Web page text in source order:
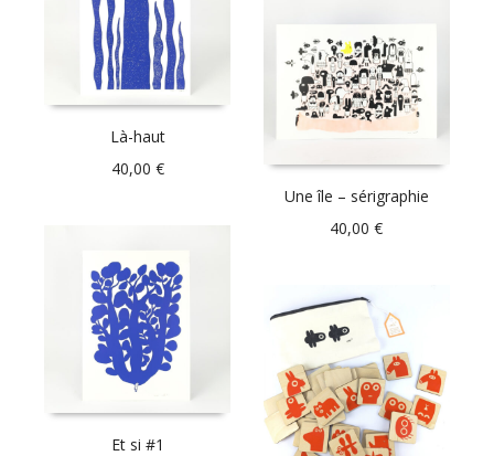
Là-haut
40,00 €
Une île – sérigraphie
40,00€
Et si #1